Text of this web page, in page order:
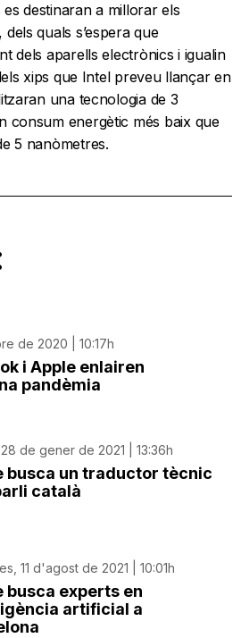
destinaran a millorar els
quals s’espera que
dels aparells electrònics i igualin
xips que Intel preveu llançar en
una tecnologia de 3
consum energètic més baix que
5 nanòmetres.
de 2020 | 10:17h
i Apple enlairen
pandèmia
de gener de 2021 | 13:36h
busca un traductor tècnic
català
11 d'agost de 2021 | 10:01h
busca experts en
artificial a